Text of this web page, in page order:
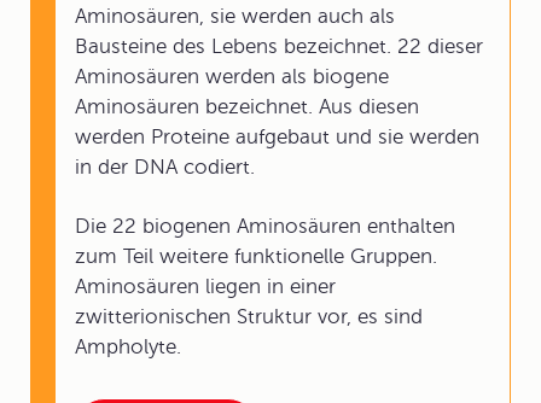
Aminosäuren, sie werden auch als
Bausteine des Lebens bezeichnet. 22 dieser
Aminosäuren werden als biogene
Aminosäuren bezeichnet. Aus diesen
werden Proteine aufgebaut und sie werden
in der DNA codiert.
Die 22 biogenen Aminosäuren enthalten
zum Teil weitere funktionelle Gruppen.
Aminosäuren liegen in einer
zwitterionischen Struktur vor, es sind
Ampholyte.